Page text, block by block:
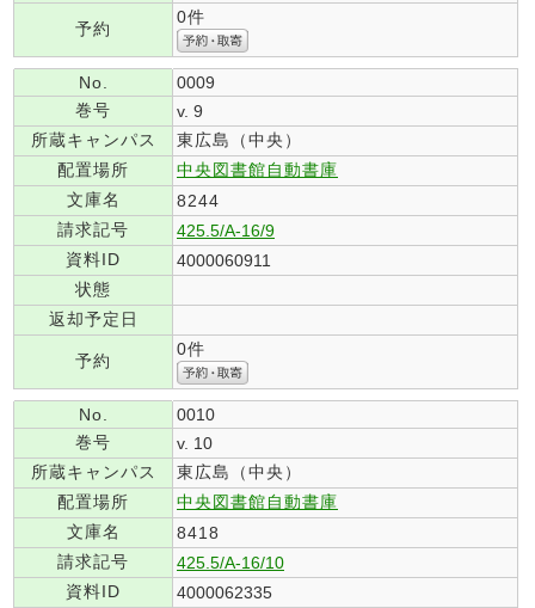
予約
0件
No.
0009
巻号
v. 9
所蔵キャンパス
東広島（中央）
配置場所
中央図書館自動書庫
文庫名
8244
請求記号
425.5/A-16/9
資料ID
4000060911
状態
返却予定日
予約
0件
No.
0010
巻号
v. 10
所蔵キャンパス
東広島（中央）
配置場所
中央図書館自動書庫
文庫名
8418
請求記号
425.5/A-16/10
資料ID
4000062335